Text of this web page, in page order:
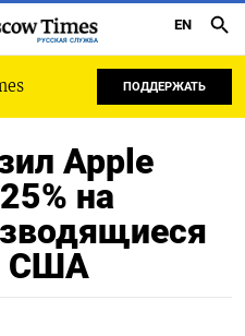
РУССКАЯ СЛУЖБА
EN
ПОДДЕРЖАТЬ
Apple
на
США